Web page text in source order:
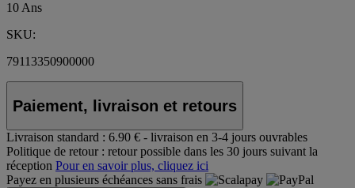
10 Ans
SKU:
79113350900000
Paiement, livraison et retours
Livraison standard : 6.90 € - livraison en 3-4 jours ouvrables
Politique de retour : retour possible dans les 30 jours suivant la
réception Pour en savoir plus, cliquez ici
Payez en plusieurs échéances sans frais